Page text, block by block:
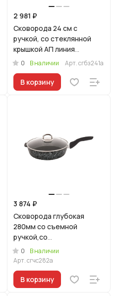
2 981 ₽
Сковорода 24 см с
ручкой, со стеклянной
крышкой АП линия
"Грация" (белый/золото)
0 В наличии Арт.сгбз241а
В корзину
3 874 ₽
Сковорода глубокая
280мм со съемной
ручкой,со
стекл.крышкой,АП линия
"Грация" (черный/
серебро)
0
В наличии
Арт.сгчс282а
В корзину